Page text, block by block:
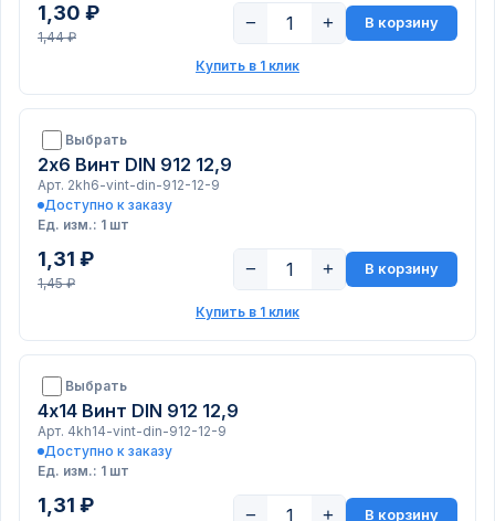
1,30 ₽
1,44 ₽
− + В корзину
Купить в 1 клик
Выбрать
2х6 Винт DIN 912 12,9
Арт. 2kh6-vint-din-912-12-9
Доступно к заказу
Ед. изм.: 1 шт
1,31 ₽
1,45 ₽
− + В корзину
Купить в 1 клик
Выбрать
4х14 Винт DIN 912 12,9
Арт. 4kh14-vint-din-912-12-9
Доступно к заказу
Ед. изм.: 1 шт
1,31 ₽ − + В корзину